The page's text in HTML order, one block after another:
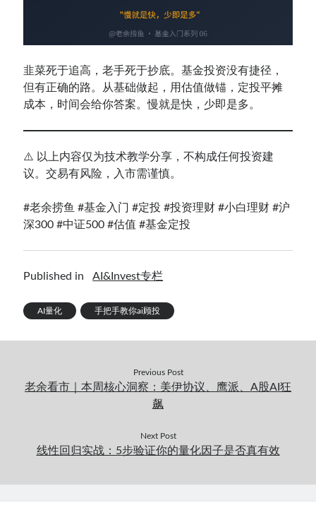
韭菜死于追高，老手死于抄底。基金投资没有捷径，
但有正确的路。从基础做起，用估值做锚，定投平摊
成本，时间会给你答案。慢就是快，少即是多。
⚠️ 以上内容仅为技术教学分享，不构成任何投资建
议。交易有风险，入市需谨慎。
#老余捞鱼 #基金入门 #定投 #投资理财 #小白理财 #沪
深300 #中证500 #估值 #基金定投
Published in AI&Invest专栏
AI量化 手把手教你ai顾投
Previous Post
老余看市｜本周核心洞察：美伊协议、鹰派、A股AI狂
飙
Next Post
线性回归实战：5步验证你的量化因子是否真有效